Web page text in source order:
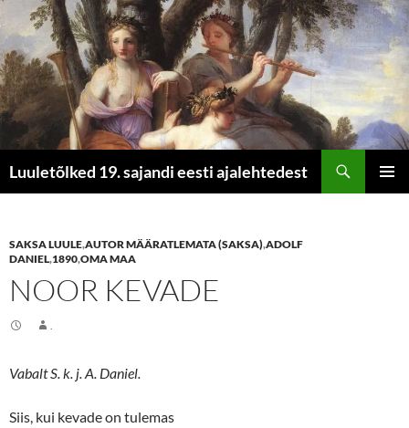
Luuletõlked 19. sajandi eesti ajalehtedest
SAKSA LUULE,AUTOR MÄÄRATLEMATA (SAKSA),ADOLF
DANIEL,1890,OMA MAA
NOOR KEVADE
Vabalt S. k. j. A. Daniel.
Siis, kui kevade on tulemas